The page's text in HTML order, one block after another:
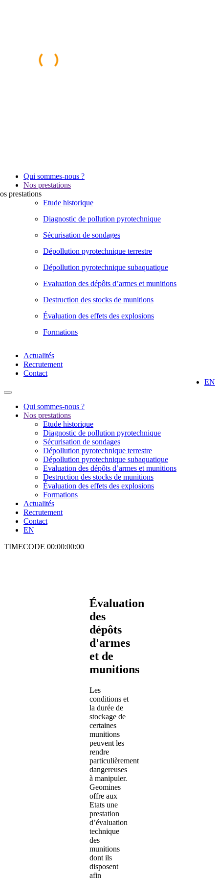
Qui sommes-nous ?
Nos prestations
prestations
Etude historique
Diagnostic de pollution pyrotechnique
Sécurisation de sondages
Dépollution pyrotechnique terrestre
Dépollution pyrotechnique subaquatique
Evaluation des dépôts d’armes et munitions
Destruction des stocks de munitions
Évaluation des effets des explosions
Formations
Actualités
Recrutement
Contact
EN
Qui sommes-nous ?
Nos prestations
Etude historique
Diagnostic de pollution pyrotechnique
Sécurisation de sondages
Dépollution pyrotechnique terrestre
Dépollution pyrotechnique subaquatique
Evaluation des dépôts d’armes et munitions
Destruction des stocks de munitions
Évaluation des effets des explosions
Formations
Actualités
Recrutement
Contact
EN
TIMECODE 00:00:00:00
Évaluation
des
dépôts
d'armes
et de
munitions
Les
conditions et
la durée de
stockage de
certaines
munitions
peuvent les
rendre
particulièrement
dangereuses
à manipuler.
Geomines
offre aux
Etats une
prestation
d’évaluation
technique
des
munitions
dont ils
disposent
afin